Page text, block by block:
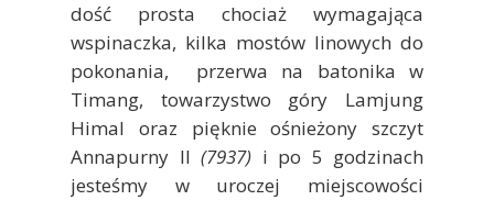
dość prosta chociaż wymagająca
wspinaczka, kilka mostów linowych do
pokonania, przerwa na batonika w
Timang, towarzystwo góry Lamjung
Himal oraz pięknie ośnieżony szczyt
Annapurny II (7937) i po 5 godzinach
jesteśmy w uroczej miejscowości